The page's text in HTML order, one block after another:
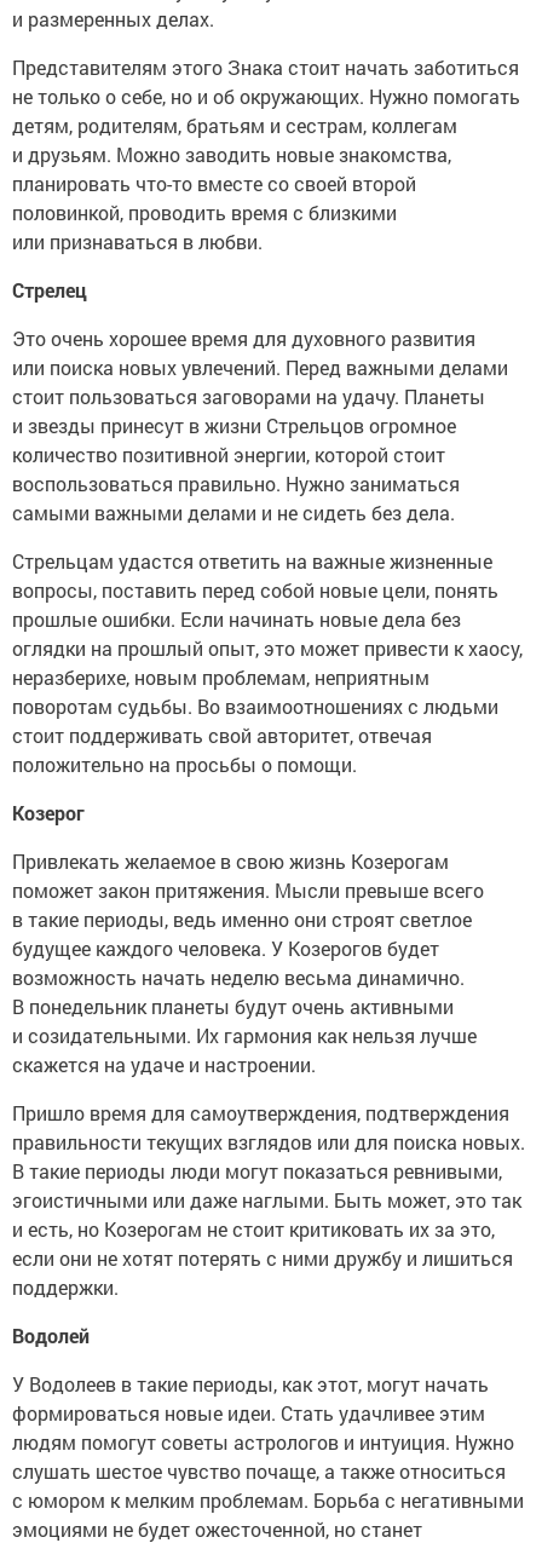
и размеренных делах.
Представителям этого Знака стоит начать заботиться
не только о себе, но и об окружающих. Нужно помогать
детям, родителям, братьям и сестрам, коллегам
и друзьям. Можно заводить новые знакомства,
планировать что-то вместе со своей второй
половинкой, проводить время с близкими
или признаваться в любви.
Стрелец
Это очень хорошее время для духовного развития
или поиска новых увлечений. Перед важными делами
стоит пользоваться заговорами на удачу. Планеты
и звезды принесут в жизни Стрельцов огромное
количество позитивной энергии, которой стоит
воспользоваться правильно. Нужно заниматься
самыми важными делами и не сидеть без дела.
Стрельцам удастся ответить на важные жизненные
вопросы, поставить перед собой новые цели, понять
прошлые ошибки. Если начинать новые дела без
оглядки на прошлый опыт, это может привести к хаосу,
неразберихе, новым проблемам, неприятным
поворотам судьбы. Во взаимоотношениях с людьми
стоит поддерживать свой авторитет, отвечая
положительно на просьбы о помощи.
Козерог
Привлекать желаемое в свою жизнь Козерогам
поможет закон притяжения. Мысли превыше всего
в такие периоды, ведь именно они строят светлое
будущее каждого человека. У Козерогов будет
возможность начать неделю весьма динамично.
В понедельник планеты будут очень активными
и созидательными. Их гармония как нельзя лучше
скажется на удаче и настроении.
Пришло время для самоутверждения, подтверждения
правильности текущих взглядов или для поиска новых.
В такие периоды люди могут показаться ревнивыми,
эгоистичными или даже наглыми. Быть может, это так
и есть, но Козерогам не стоит критиковать их за это,
если они не хотят потерять с ними дружбу и лишиться
поддержки.
Водолей
У Водолеев в такие периоды, как этот, могут начать
формироваться новые идеи. Стать удачливее этим
людям помогут советы астрологов и интуиция. Нужно
слушать шестое чувство почаще, а также относиться
с юмором к мелким проблемам. Борьба с негативными
эмоциями не будет ожесточенной, но станет